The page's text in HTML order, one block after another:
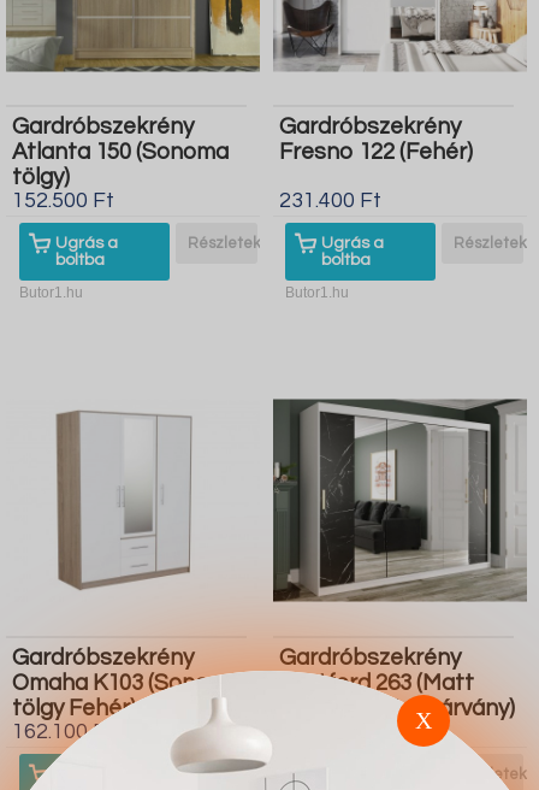
Gardróbszekrény
Atlanta 150 (Sonoma
tölgy)
152.500 Ft
Ugrás a
boltba
Részletek
Butor1.hu
Gardróbszekrény
Fresno 122 (Fehér)
231.400 Ft
Ugrás a
boltba
Részletek
Butor1.hu
Gardróbszekrény
Omaha K103 (Sonoma
tölgy Fehér)
162.100 Ft
Részletek
Gardróbszekrény
Hartford 263 (Matt
fehér Fekete márvány)
Részletek
X